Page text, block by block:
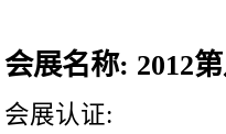
会展名称: 2012
会展认证: